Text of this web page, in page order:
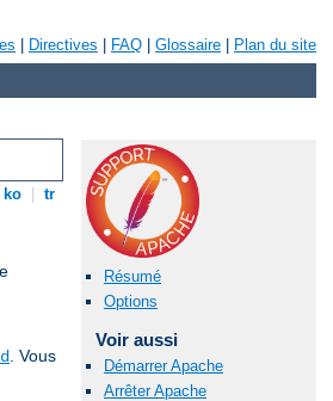
Directives FAQ Glossaire Plan du site
ko tr
. Vous
Résumé
Options
Voir aussi
Démarrer Apache
Arrêter Apache